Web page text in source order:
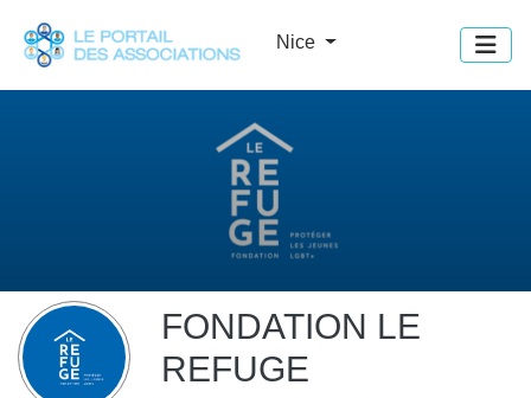
Nice
FONDATION LE
REFUGE